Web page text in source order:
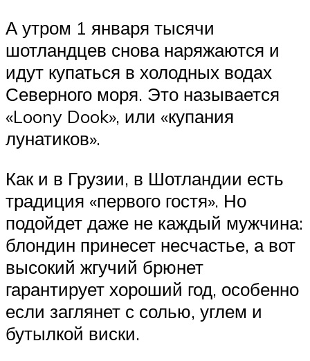
А утром 1 января тысячи
шотландцев снова наряжаются и
идут купаться в холодных водах
Северного моря. Это называется
«Loony Dook», или «купания
лунатиков».
Как и в Грузии, в Шотландии есть
традиция «первого гостя». Но
подойдет даже не каждый мужчина:
блондин принесет несчастье, а вот
высокий жгучий брюнет
гарантирует хороший год, особенно
если заглянет с солью, углем и
бутылкой виски.